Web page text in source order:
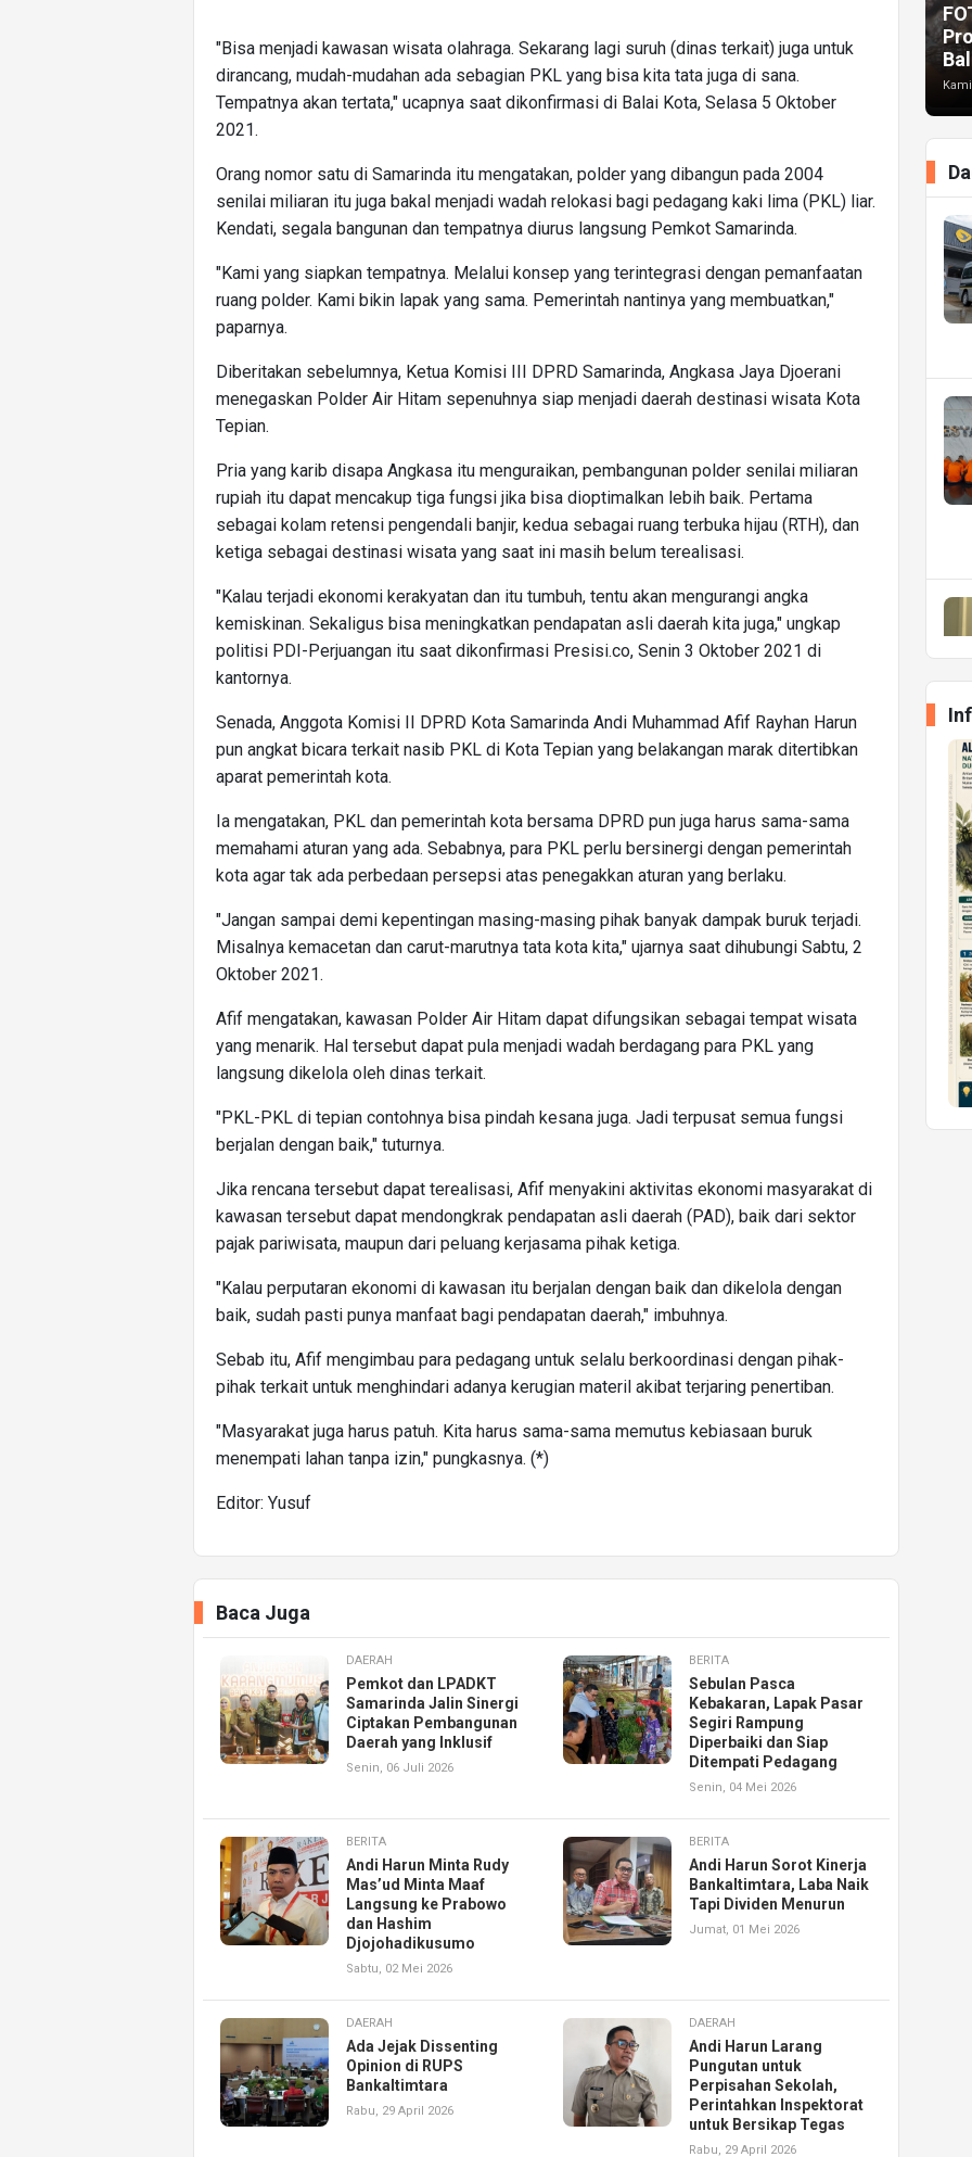
"Bisa menjadi kawasan wisata olahraga. Sekarang lagi suruh (dinas terkait) juga untuk
dirancang, mudah-mudahan ada sebagian PKL yang bisa kita tata juga di sana.
Tempatnya akan tertata," ucapnya saat dikonfirmasi di Balai Kota, Selasa 5 Oktober
2021.
Orang nomor satu di Samarinda itu mengatakan, polder yang dibangun pada 2004
senilai miliaran itu juga bakal menjadi wadah relokasi bagi pedagang kaki lima (PKL) liar.
Kendati, segala bangunan dan tempatnya diurus langsung Pemkot Samarinda.
"Kami yang siapkan tempatnya. Melalui konsep yang terintegrasi dengan pemanfaatan
ruang polder. Kami bikin lapak yang sama. Pemerintah nantinya yang membuatkan,"
paparnya.
Diberitakan sebelumnya, Ketua Komisi III DPRD Samarinda, Angkasa Jaya Djoerani
menegaskan Polder Air Hitam sepenuhnya siap menjadi daerah destinasi wisata Kota
Tepian.
Pria yang karib disapa Angkasa itu menguraikan, pembangunan polder senilai miliaran
rupiah itu dapat mencakup tiga fungsi jika bisa dioptimalkan lebih baik. Pertama
sebagai kolam retensi pengendali banjir, kedua sebagai ruang terbuka hijau (RTH), dan
ketiga sebagai destinasi wisata yang saat ini masih belum terealisasi.
"Kalau terjadi ekonomi kerakyatan dan itu tumbuh, tentu akan mengurangi angka
kemiskinan. Sekaligus bisa meningkatkan pendapatan asli daerah kita juga," ungkap
politisi PDI-Perjuangan itu saat dikonfirmasi Presisi.co, Senin 3 Oktober 2021 di
kantornya.
Senada, Anggota Komisi II DPRD Kota Samarinda Andi Muhammad Afif Rayhan Harun
pun angkat bicara terkait nasib PKL di Kota Tepian yang belakangan marak ditertibkan
aparat pemerintah kota.
Ia mengatakan, PKL dan pemerintah kota bersama DPRD pun juga harus sama-sama
memahami aturan yang ada. Sebabnya, para PKL perlu bersinergi dengan pemerintah
kota agar tak ada perbedaan persepsi atas penegakkan aturan yang berlaku.
"Jangan sampai demi kepentingan masing-masing pihak banyak dampak buruk terjadi.
Misalnya kemacetan dan carut-marutnya tata kota kita," ujarnya saat dihubungi Sabtu, 2
Oktober 2021.
Afif mengatakan, kawasan Polder Air Hitam dapat difungsikan sebagai tempat wisata
yang menarik. Hal tersebut dapat pula menjadi wadah berdagang para PKL yang
langsung dikelola oleh dinas terkait.
"PKL-PKL di tepian contohnya bisa pindah kesana juga. Jadi terpusat semua fungsi
berjalan dengan baik," tuturnya.
Jika rencana tersebut dapat terealisasi, Afif menyakini aktivitas ekonomi masyarakat di
kawasan tersebut dapat mendongkrak pendapatan asli daerah (PAD), baik dari sektor
pajak pariwisata, maupun dari peluang kerjasama pihak ketiga.
"Kalau perputaran ekonomi di kawasan itu berjalan dengan baik dan dikelola dengan
baik, sudah pasti punya manfaat bagi pendapatan daerah," imbuhnya.
Sebab itu, Afif mengimbau para pedagang untuk selalu berkoordinasi dengan pihak-
pihak terkait untuk menghindari adanya kerugian materil akibat terjaring penertiban.
"Masyarakat juga harus patuh. Kita harus sama-sama memutus kebiasaan buruk
menempati lahan tanpa izin," pungkasnya. (*)
Editor: Yusuf
Baca Juga
DAERAH
Pemkot dan LPADKT
Samarinda Jalin Sinergi
Ciptakan Pembangunan
Daerah yang Inklusif
Senin, 06 Juli 2026
BERITA
Sebulan Pasca
Kebakaran, Lapak Pasar
Segiri Rampung
Diperbaiki dan Siap
Ditempati Pedagang
Senin, 04 Mei 2026
BERITA
Andi Harun Minta Rudy
Mas’ud Minta Maaf
Langsung ke Prabowo
dan Hashim
Djojohadikusumo
Sabtu, 02 Mei 2026
BERITA
Andi Harun Sorot Kinerja
Bankaltimtara, Laba Naik
Tapi Dividen Menurun
Jumat, 01 Mei 2026
DAERAH
Ada Jejak Dissenting
Opinion di RUPS
Bankaltimtara
Rabu, 29 April 2026
DAERAH
Andi Harun Larang
Pungutan untuk
Perpisahan Sekolah,
Perintahkan Inspektorat
untuk Bersikap Tegas
Rabu, 29 April 2026